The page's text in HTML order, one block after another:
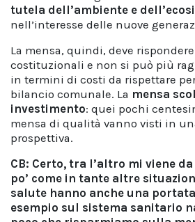
tutela dell’ambiente e
nell’interesse delle nuove
La mensa, quindi, deve
costituzionali e non si può più
in termini di costi da rispettare
bilancio comunale. La mensa
investimento: quei pochi
mensa di qualità vanno visti in
prospettiva.
CB: Certo, tra l’altro mi viene
po’ come in tante altre
salute hanno anche una
esempio sul sistema sanitario